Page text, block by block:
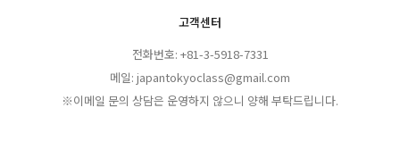
고객센터
전화번호: +81-3-5918-7331
메일: japantokyoclass@gmail.com
※이메일 문의 상담은 운영하지 않으니 양해 부탁드립니다.